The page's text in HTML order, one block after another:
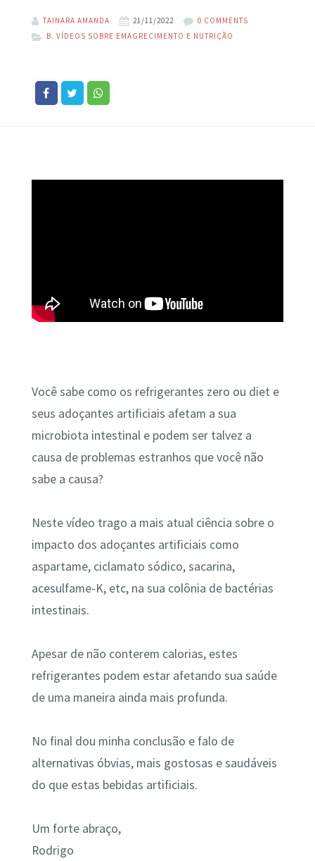
TAINARA AMANDA 21/11/2022
0 COMMENTS
B. VÍDEOS SOBRE EMAGRECIMENTO E NUTRIÇÃO
Você sabe como os refrigerantes zero ou diet e
seus adoçantes artificiais afetam a sua
microbiota intestinal e podem ser talvez a
causa de problemas estranhos que você não
sabe a causa?
Neste vídeo trago a mais atual ciência sobre o
impacto dos adoçantes artificiais como
aspartame, ciclamato sódico, sacarina,
acesulfame-K, etc, na sua colônia de bactérias
intestinais.
Apesar de não conterem calorias, estes
refrigerantes podem estar afetando sua saúde
de uma maneira ainda mais profunda.
No final dou minha conclusão e falo de
alternativas óbvias, mais gostosas e saudáveis
do que estas bebidas artificiais.
Um forte abraço,
Rodrigo